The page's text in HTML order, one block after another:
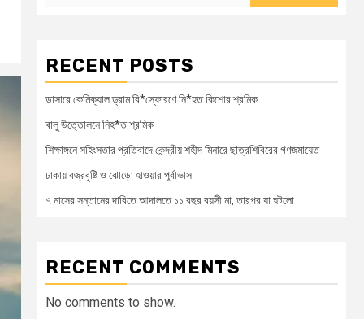
RECENT POSTS
ডাসারে কেমিক্যাল ড্রাম বি*স্ফোরণে নি*হত কিশোর শ্রমিক
বালু উত্তোলনে নিহ*ত শ্রমিক
শিক্ষাঙ্গনে সহিংসতার প্রতিবাদে কেন্দ্রীয় শহীদ মিনারে ছাত্রশিবিরের গণজমায়েত
ঢাকায় বজ্রবৃষ্টি ও ঝোড়ো হাওয়ার পূর্বাভাস
৭ মাসের সন্তানের দাবিতে আদালতে ১১ বছর বয়সী মা, তারপর যা ঘটলো
RECENT COMMENTS
No comments to show.